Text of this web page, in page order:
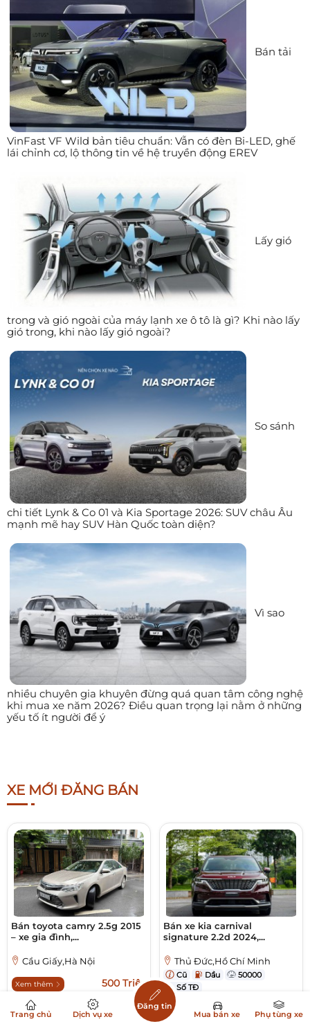
Bán tải
VinFast VF Wild bản tiêu chuẩn: Vẫn có đèn Bi-LED, ghế
lái chỉnh cơ, lộ thông tin về hệ truyền động EREV
Lấy gió
trong và gió ngoài của máy lạnh xe ô tô là gì? Khi nào lấy
gió trong, khi nào lấy gió ngoài?
So sánh
chi tiết Lynk & Co 01 và Kia Sportage 2026: SUV châu Âu
mạnh mẽ hay SUV Hàn Quốc toàn diện?
Vì sao
nhiều chuyên gia khuyên đừng quá quan tâm công nghệ
khi mua xe năm 2026? Điều quan trọng lại nằm ở những
yếu tố ít người để ý
XE MỚI ĐĂNG BÁN
Bán toyota camry 2.5g 2015
– xe gia đình,...
Cầu Giấy,Hà Nội
Xem thêm 500 Triệu
Bán xe kia carnival
signature 2.2d 2024,...
Thủ Đức,Hồ Chí Minh
Cũ Dầu
50000
Số TĐ
Xem thêm 1,079 Tỷ
Trang chủ Dịch vụ xe
Đăng tin
Mua bán xe
Phụ tùng xe